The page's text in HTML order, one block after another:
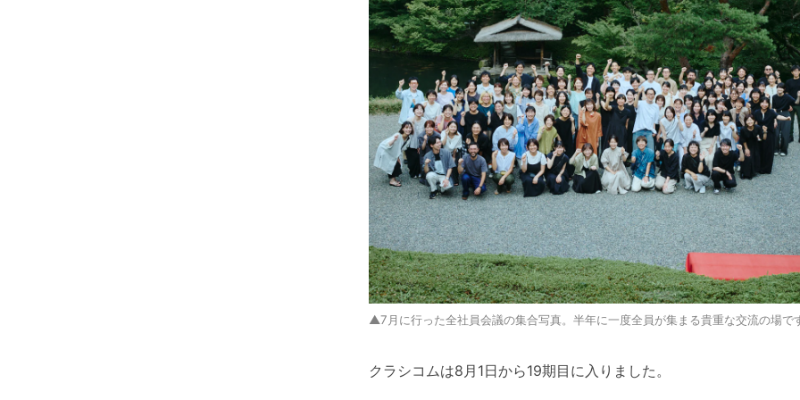
▲7月に行った全社員会議の集合写真。半年に一度全員が集まる貴重な交流の場で
クラシコムは8月1日から19期目に入りました。